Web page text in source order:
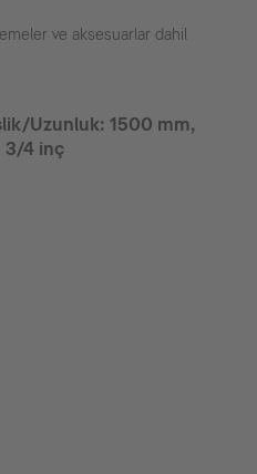
ve aksesuarlar dahil
Uzunluk: 1500 mm,
3/4 inç